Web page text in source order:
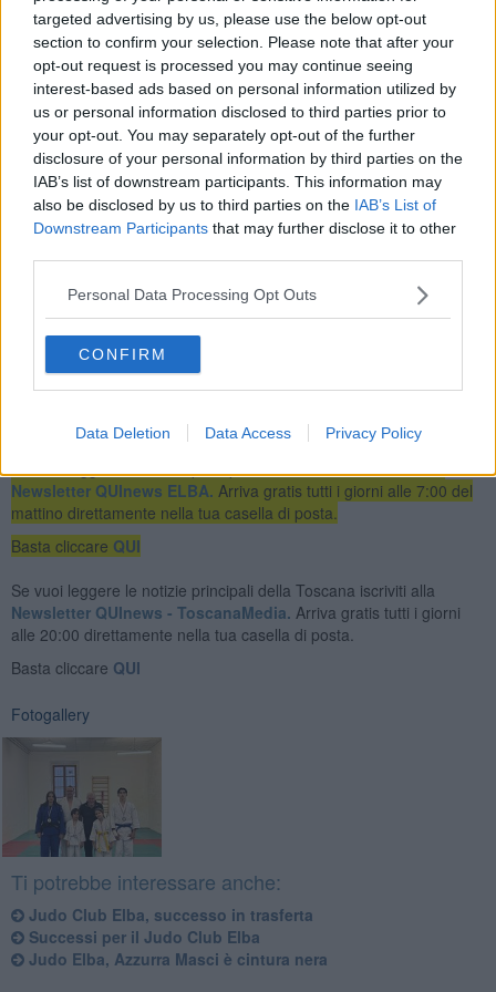
targeted advertising by us, please use the below opt-out
section to confirm your selection. Please note that after your
opt-out request is processed you may continue seeing
interest-based ads based on personal information utilized by
us or personal information disclosed to third parties prior to
your opt-out. You may separately opt-out of the further
disclosure of your personal information by third parties on the
IAB’s list of downstream participants. This information may
also be disclosed by us to third parties on the IAB’s List of
Downstream Participants that may further disclose it to other
Personal Data Processing Opt Outs
CONFIRM
Data Deletion Data Access Privacy Policy
"Grazie alla numerosa partecipazione di genitori che hanno
contribuito con dolci, pizzette, schiaccine e bevande abbiamo fatto
festa allegramente con un arrivederci a settembre. - proseguono
dall'associazione - E' stata una occasione per festeggiare anche gli
ultimi successi sportivi del fine settimana che ha avuto luogo a
Figline Valdarno dove con quattro atleti in gara abbiamo ottenuto 4
medaglie importanti: Azzurra Masci, Oro, Giulia Greco e Salvatore
Sardo Liberatori, Argento, Matteo Martorella, bronzo".
"Il Maestro Giuseppe Calogero, i dirigenti, gli allenatori Azzurra e
ancor più numerosi per il prossimo corso", concludono dal Judo
Club Elba.
Newsletter QUInews ELBA. Arriva gratis tutti i giorni alle 7:00 del
mattino direttamente nella tua casella di posta.
Basta cliccare QUI
Se vuoi leggere le notizie principali della Toscana iscriviti alla
Newsletter QUInews - ToscanaMedia. Arriva gratis tutti i giorni
alle 20:00 direttamente nella tua casella di posta.
Basta cliccare QUI
Fotogallery
Ti potrebbe interessare anche:
Judo Club Elba, successo in trasferta
Successi per il Judo Club Elba
Judo Elba, Azzurra Masci è cintura nera